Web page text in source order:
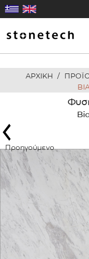
Η ΕΤΑΙΡΕΙΑ
ΠΡΟΪΟΝΤΑ
ΕΡΓΑ
ΕΦΑΡΜΟΓΕΣ
ΑΡΧΙΚΗ /
Προηγούμενο